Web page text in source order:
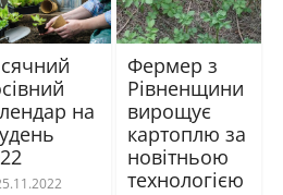
на
Фермер з
Рівненщини
вирощує
картоплю за
новітньою
технологією